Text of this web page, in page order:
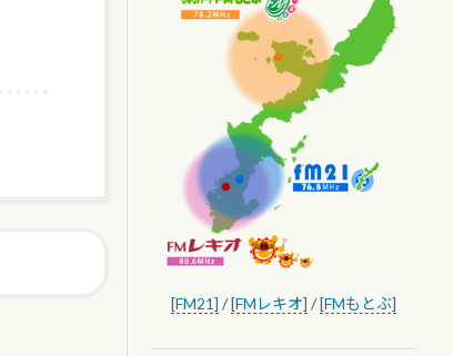
[FM21] /[FMレキオ] /[FMもとぶ]